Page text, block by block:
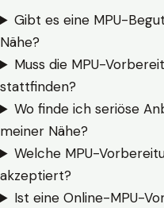
Gibt es eine MPU-
Nähe?
Muss die MPU-
stattfinden?
Wo finde ich seriöse
meiner Nähe?
Welche MPU-
akzeptiert?
Ist eine Online-MPU-